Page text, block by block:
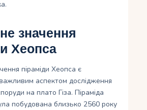
значення
Хеопса
піраміди Хеопса є
аспектом дослідження
на плато Гіза. Піраміда
побудована близько 2560 року